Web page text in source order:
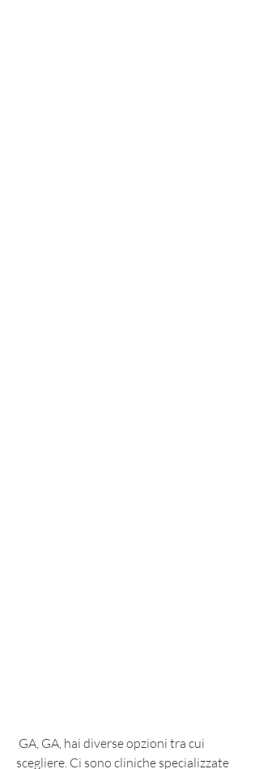
scegliere. Ci sono cliniche specializzate